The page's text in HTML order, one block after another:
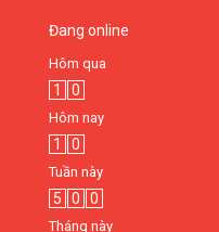
Đang online
Hôm qua
1 0
Hôm nay
1 0
Tuần này
5 0 0
Tháng này